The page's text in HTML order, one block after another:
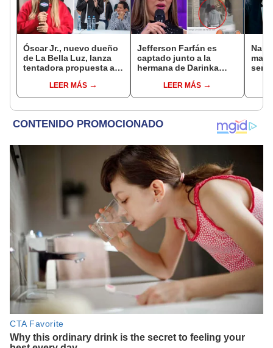
Óscar Jr., nuevo dueño
de La Bella Luz, lanza
tentadora propuesta a
denuncia por
tocamientos: “Va a
LEER MÁS
Jefferson Farfán es
captado junto a la
hermana de Darinka
Kanashiro trabajaba: “Él
tiene sus…”
LEER MÁS